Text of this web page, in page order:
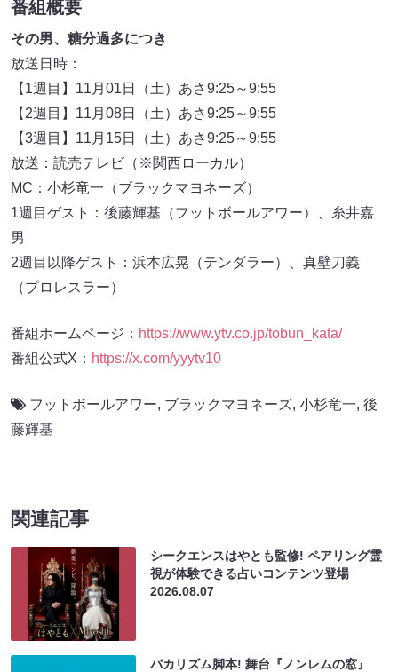
番組概要
その男、糖分過多につき
放送日時：
【1週目】11月01日（土）あさ9:25～9:55
【2週目】11月08日（土）あさ9:25～9:55
【3週目】11月15日（土）あさ9:25～9:55
放送：読売テレビ（※関西ローカル）
MC：小杉竜一（ブラックマヨネーズ）
1週目ゲスト：後藤輝基（フットボールアワー）、糸井嘉
男
2週目以降ゲスト：浜本広晃（テンダラー）、真壁刀義
（プロレスラー）
番組ホームページ： https://www.ytv.co.jp/tobun_kata/
番組公式X： https://x.com/yyytv10
フットボールアワー, ブラックマヨネーズ, 小杉竜一, 後
藤輝基
関連記事
シークエンスはやとも監修! ペアリング霊
視が体験できる占いコンテンツ登場
2026.08.07
バカリズム脚本! 舞台『ノンレムの窓』